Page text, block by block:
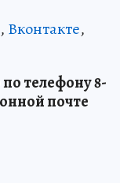
, Вконтакте,
телефону 8-
почте